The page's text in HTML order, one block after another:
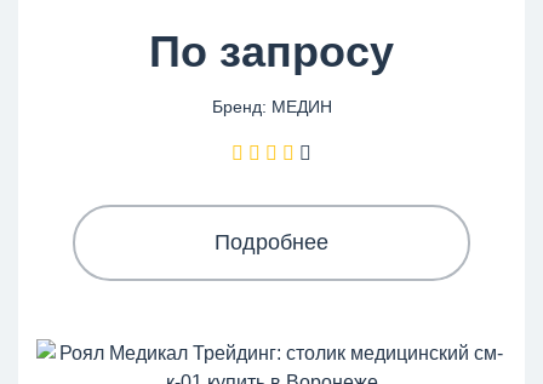
По запросу
Бренд: МЕДИН
Подробнее